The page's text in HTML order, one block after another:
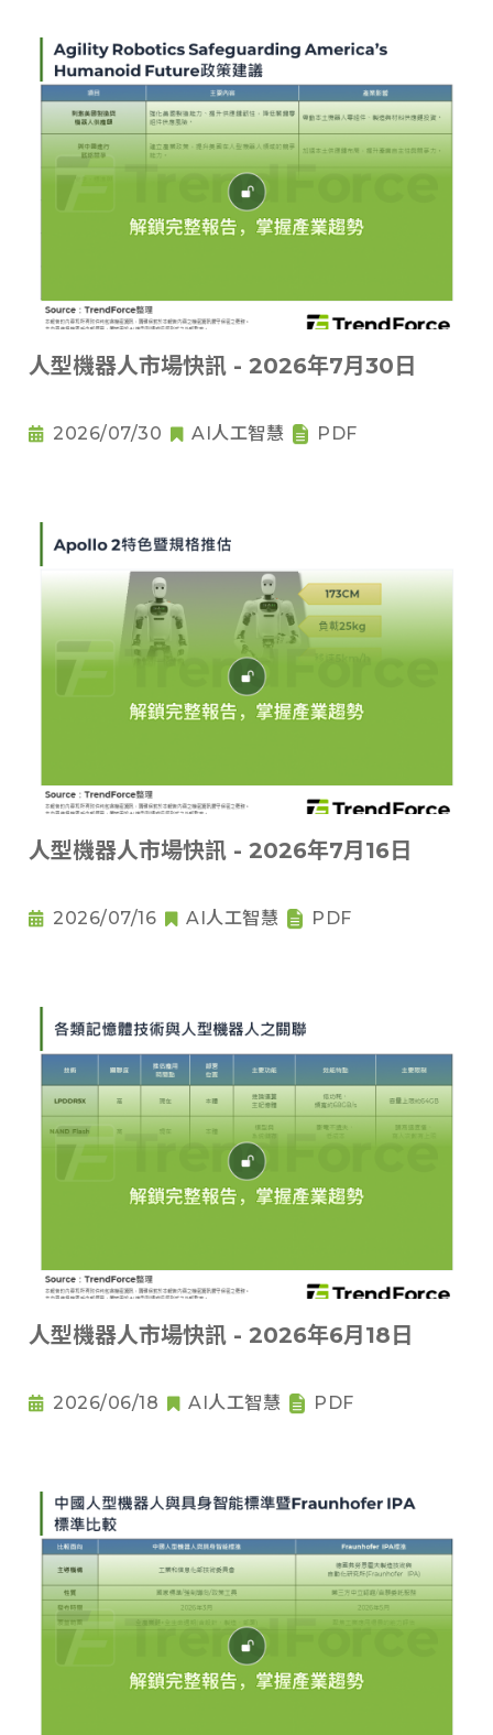
人型機器人市場快訊 - 2026年7月30日
2026/07/30 AI人工智慧 PDF
人型機器人市場快訊 - 2026年7月16日
2026/07/16 AI人工智慧 PDF
人型機器人市場快訊 - 2026年6月18日
2026/06/18 AI人工智慧 PDF